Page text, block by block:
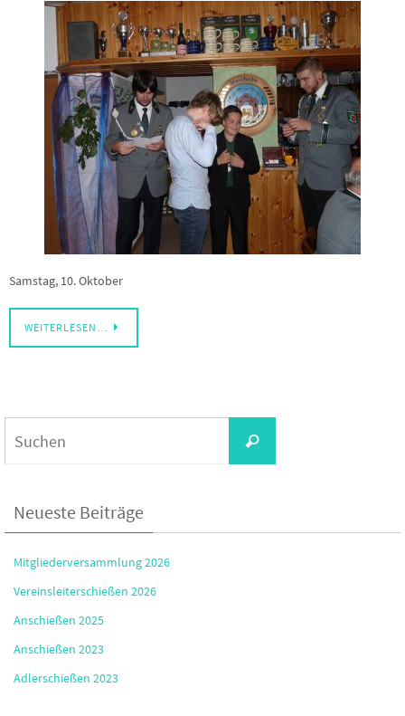
Samstag, 10. Oktober
WEITERLESEN…
Suchen
Neueste Beiträge
Mitgliederversammlung 2026
Vereinsleiterschießen 2026
Anschießen 2025
Anschießen 2023
Adlerschießen 2023